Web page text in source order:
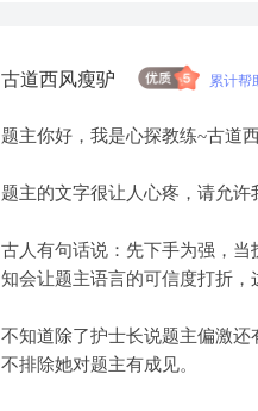
古道西风瘦驴 累计帮
题主你好，我是心探教练~古道西
题主的文字很让人心疼，请允许
古人有句话说：先下手为强，
知会让题主语言的可信度打折，
不知道除了护士长说题主偏激
不排除她对题主有成见。